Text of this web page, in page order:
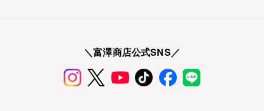
＼富澤商店公式SNS／